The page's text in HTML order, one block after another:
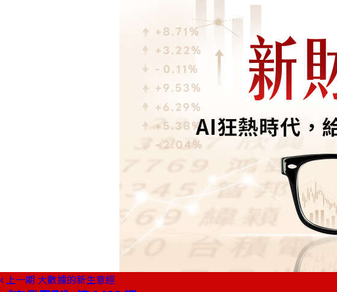
上一期 大數據的新生意經